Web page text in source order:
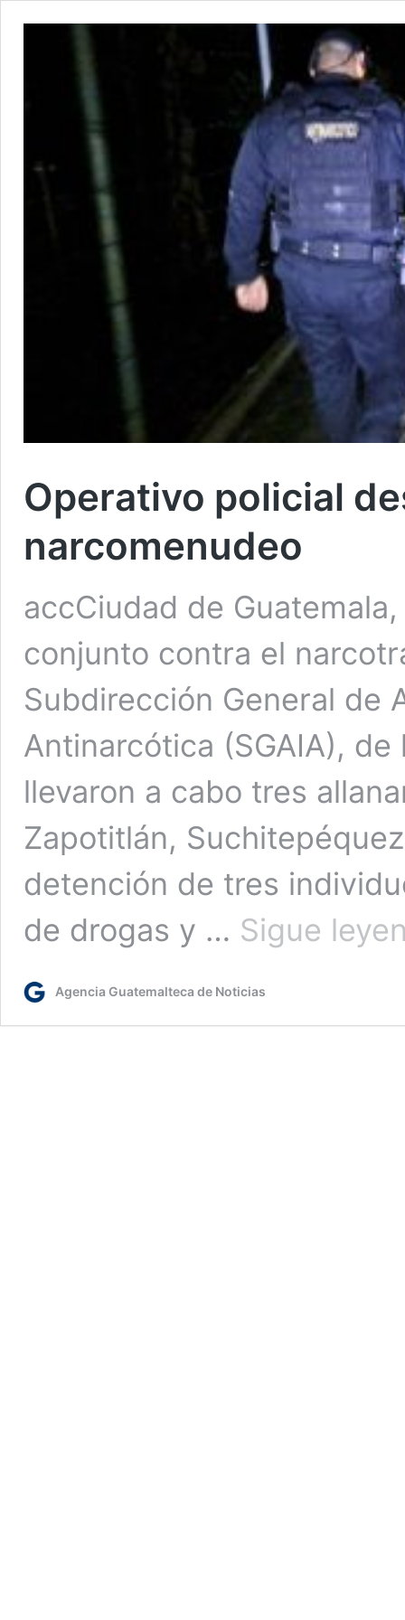
Operativo policial
narcomenudeo
accCiudad de
conjunto contra el
Subdirección General de
Antinarcótica (SGAIA),
llevaron a cabo tres
Zapotitlán,
detención de tres
de drogas y … Sigue
Agencia Guatemalteca de Noticias